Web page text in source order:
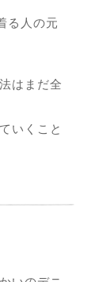
る人の元
はまだ全
いくこと